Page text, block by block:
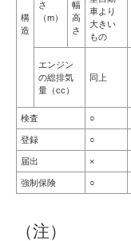
構
造
さ
（m）
幅
高
さ
車より
大きい
もの
エンジン
の総排気
量（cc）
同上
検査 ○
登録 ○
届出 ×
強制保険 ○
（注）